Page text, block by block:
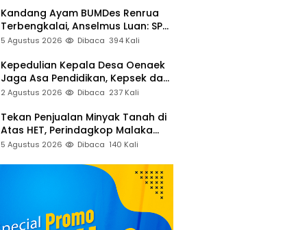
Masa Depan
Kandang Ayam BUMDes Renrua
Terbengkalai, Anselmus Luan: SPJ
Belum Rampung, Hak Aparat Desa
5 Agustus 2026 Dibaca 394 Kali
Kepedulian Kepala Desa Oenaek
Jaga Asa Pendidikan, Kepsek dan
Guru Sampaikan Apresiasi
2 Agustus 2026 Dibaca 237 Kali
Tekan Penjualan Minyak Tanah di
Atas HET, Perindagkop Malaka
Siapkan Spanduk dan Nomor
5 Agustus 2026 Dibaca 140 Kali